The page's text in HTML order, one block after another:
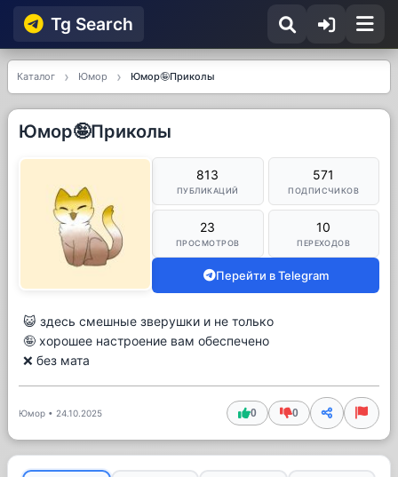
Tg Searсh
Каталог Юмор Юмор🤪Приколы
Юмор🤪Приколы
813
ПУБЛИКАЦИЙ
571
ПОДПИСЧИКОВ
23
ПРОСМОТРОВ
10
ПЕРЕХОДОВ
Перейти в Telegram
😺 здесь смешные зверушки и не только
🤪 хорошее настроение вам обеспечено
❌ без мата
Юмор • 24.10.2025 0 0